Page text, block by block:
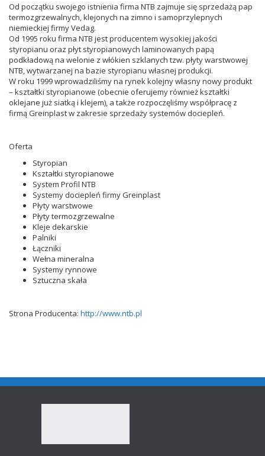
Od początku swojego istnienia firma NTB zajmuje się sprzedażą pap
termozgrzewalnych, klejonych na zimno i samoprzylepnych
niemieckiej firmy Vedag.
Od 1995 roku firma NTB jest producentem wysokiej jakości
styropianu oraz płyt styropianowych laminowanych papą
podkładową na welonie z włókien szklanych tzw. płyty warstwowej
NTB, wytwarzanej na bazie styropianu własnej produkcji.
W roku 1999 wprowadziliśmy na rynek kolejny własny nowy produkt
– kształtki styropianowe (obecnie oferujemy również kształtki
oklejane już siatką i klejem), a także rozpoczęliśmy współpracę z
firmą Greinplast w zakresie sprzedaży systemów dociepleń.
Oferta
Styropian
Kształtki styropianowe
System Profil NTB
Systemy dociepleń firmy Greinplast
Płyty warstwowe
Płyty termozgrzewalne
Kleje dekarskie
Palniki
Łączniki
Wełna mineralna
Systemy rynnowe
Sztuczna skała
Strona Producenta: http://www.ntb.pl